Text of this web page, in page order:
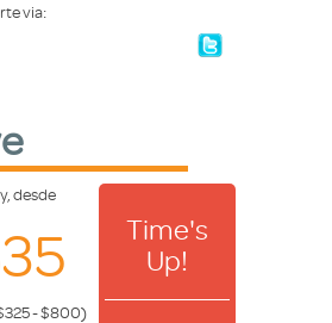
via:
desde
- $800)
Time's
Up!